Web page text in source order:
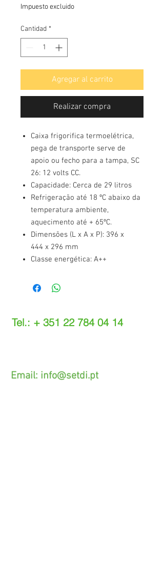
Impuesto excluido
Cantidad *
Agregar al carrito
Realizar compra
Caixa frigorifica termoelétrica,
pega de transporte serve de
apoio ou fecho para a tampa, SC
26: 12 volts CC.
Capacidade: Cerca de 29 litros
Refrigeração até 18 ºC abaixo da
temperatura ambiente,
aquecimento até + 65ºC.
Dimensões (L x A x P): 396 x
444 x 296 mm
Classe energética: A++
Tel.: + 351 22 784 04 14
Email: info@setdi.pt